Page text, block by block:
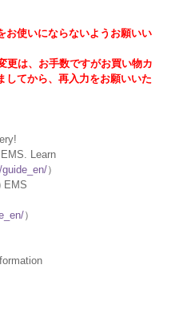
使いにならないようお願いい
更は、お手数ですがお買い物カ
してから、再入力をお願いいた
Learn
）
EMS
）